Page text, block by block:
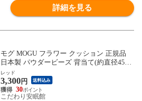
詳細を見る
モグ MOGU フラワー クッション 正規品
日本製 パウダービーズ 背当て(約直径45cm
×高さ11cm レッド)【10I83394RE】
レッド
3,300円 送料込み
30
こだわり安眠館